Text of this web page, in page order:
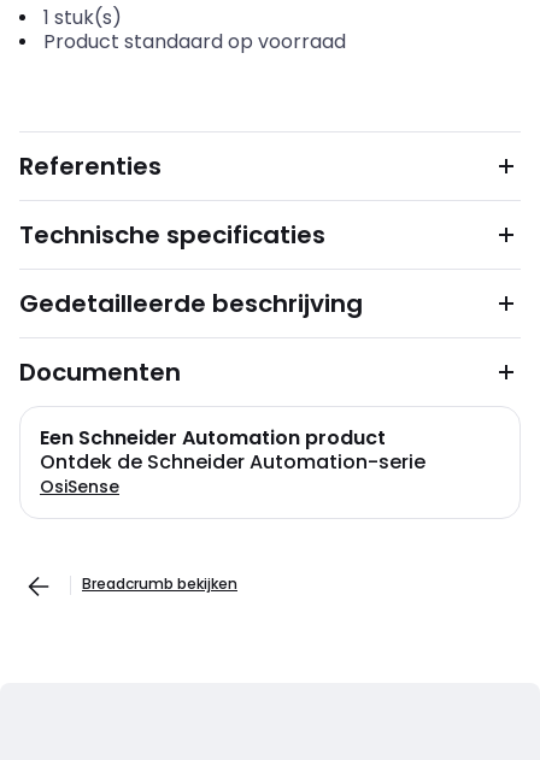
1 stuk(s)
Product standaard op voorraad
Referenties
Technische specificaties
Gedetailleerde beschrijving
Documenten
Een Schneider Automation product
Ontdek de Schneider Automation-serie
OsiSense
Breadcrumb bekijken